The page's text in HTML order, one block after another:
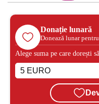
Donație lunară
Donează lunar
Alege suma pe care dorești